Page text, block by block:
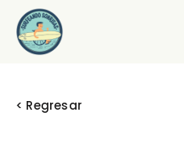
< Regresar